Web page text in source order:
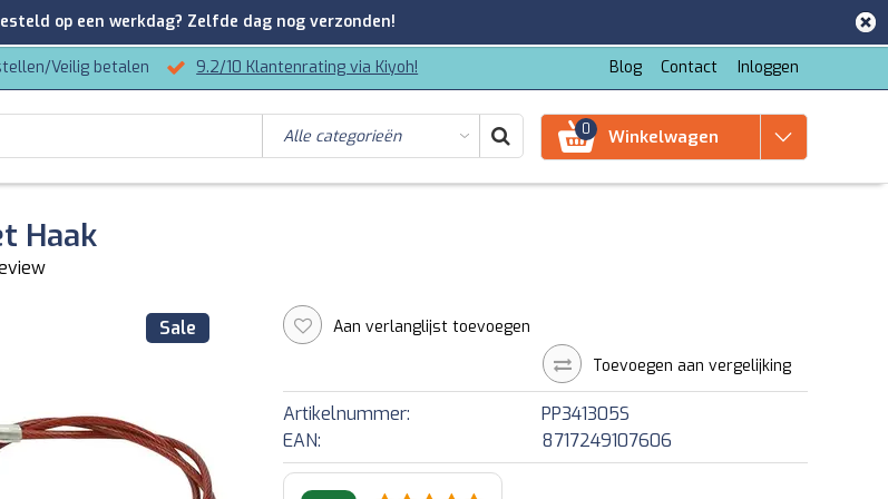
Veilig betalen 9.2/10 Klantenrating via Kiyoh! Blog Contact Inloggen
0 Winkelwagen
Haak
Sale
Aan verlanglijst toevoegen
Toevoegen aan vergelijking
Artikelnummer:
PP341305S
EAN:
8717249107606
op een werkdag? Zelfde dag nog verzonden!